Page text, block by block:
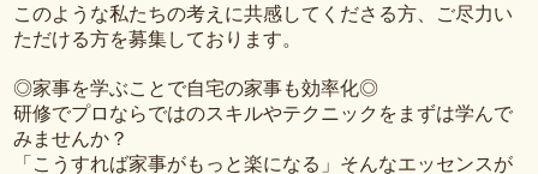
このような私たちの考えに共感してくださる方、ご尽力い
ただける方を募集しております。
◎家事を学ぶことで自宅の家事も効率化◎
研修でプロならではのスキルやテクニックをまずは学んで
みませんか？
「こうすれば家事がもっと楽になる」そんなエッセンスが